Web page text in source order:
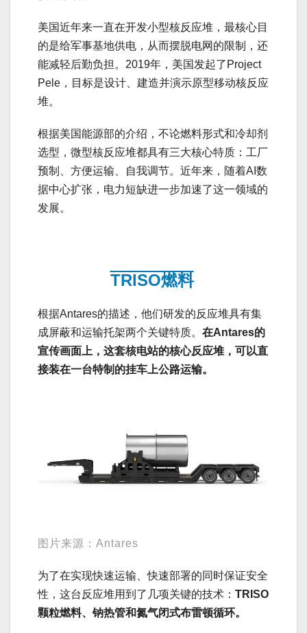
美国近年来一直在开发小型核反应堆，最核心目
的是给军事基地供电，从而摆脱电网的限制，还
能减轻后勤负担。2019年，美国发起了Project
Pele，目标是设计、建造并演示原型移动核反应
堆。
根据美国能源部的介绍，不论燃料形式和冷却剂
选型，微型核反应堆都具有三大核心特质：工厂
预制、方便运输、自我调节。近年来，随着AI数
据中心扩张，电力短缺进一步加速了这一领域的
发展。
TRISO燃料
根据Antares的描述，他们研发的反应堆具有集
成屏蔽和运输托架两个关键特质。 在Antares的
宣传画面上，这套核电站的核心反应堆，可以直
接装在一台特制的挂车上公路运输。
图片来源：Antares
为了在实现快速运输、快速部署的同时保证安全
性，这台反应堆用到了几项关键的技术： TRISO
颗粒燃料、钠热管和氮气闭式布雷顿循环。